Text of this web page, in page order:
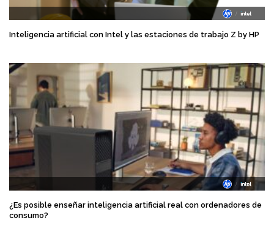
Inteligencia artificial con Intel y las estaciones de trabajo Z by HP
¿Es posible enseñar inteligencia artificial real con ordenadores de
consumo?